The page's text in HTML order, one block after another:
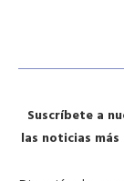
Suscríbete a
las noticias